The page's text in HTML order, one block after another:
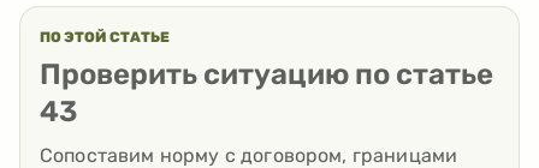
ПО ЭТОЙ СТАТЬЕ
Проверить ситуацию по статье
43
Сопоставим норму с договором, границами